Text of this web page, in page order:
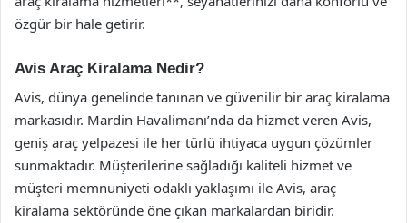
özgür bir hale getirir.
Avis Araç Kiralama Nedir?
Avis, dünya genelinde tanınan ve güvenilir bir araç kiralama
markasıdır. Mardin Havalimanı’nda da hizmet veren Avis,
geniş araç yelpazesi ile her türlü ihtiyaca uygun çözümler
sunmaktadır. Müşterilerine sağladığı kaliteli hizmet ve
müşteri memnuniyeti odaklı yaklaşımı ile Avis, araç
kiralama sektöründe öne çıkan markalardan biridir.